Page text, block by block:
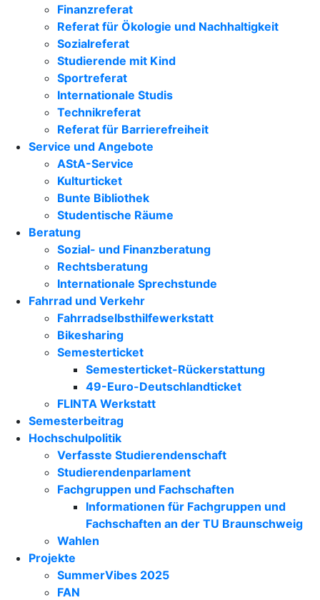
Finanzreferat
Referat für Ökologie und Nachhaltigkeit
Sozialreferat
Studierende mit Kind
Sportreferat
Internationale Studis
Technikreferat
Referat für Barrierefreiheit
Service und Angebote
AStA-Service
Kulturticket
Bunte Bibliothek
Studentische Räume
Beratung
Sozial- und Finanzberatung
Rechtsberatung
Internationale Sprechstunde
Fahrrad und Verkehr
Fahrradselbsthilfewerkstatt
Bikesharing
Semesterticket
Semesterticket-Rückerstattung
49-Euro-Deutschlandticket
FLINTA Werkstatt
Semesterbeitrag
Hochschulpolitik
Verfasste Studierendenschaft
Studierendenparlament
Fachgruppen und Fachschaften
Informationen für Fachgruppen und
Fachschaften an der TU Braunschweig
Wahlen
Projekte
SummerVibes 2025
FAN